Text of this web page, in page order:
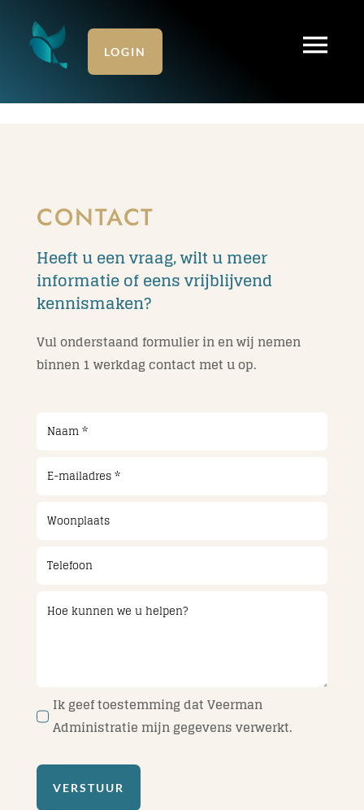
inhoud
LOGIN
Online administratie
Diensten: particulier
Klanten over Veerman
Over ons
CONTACT
Heeft u een vraag, wilt u meer
informatie of eens vrijblijvend
kennismaken?
Vul onderstaand formulier in en wij nemen
binnen 1 werkdag contact met u op.
Ik geef toestemming dat Veerman
Administratie mijn gegevens verwerkt.
VERSTUUR